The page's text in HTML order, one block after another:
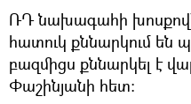
ՌԴ նախագահի
հատուկ քննարկում են
բազմիցս քննարկել է
Փաշինյանի հետ: